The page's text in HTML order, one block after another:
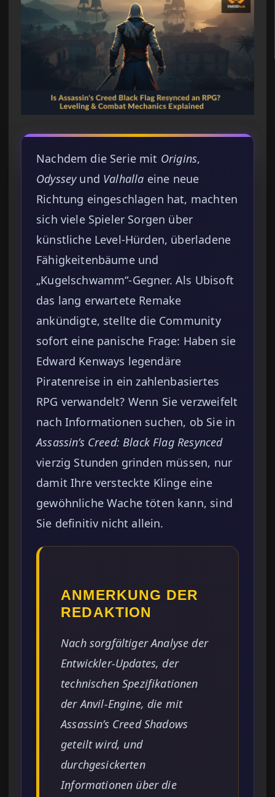
Nachdem die Serie mit Origins,
Odysseyund Valhalla eine neue
Richtung eingeschlagen hat, machten
sich viele Spieler Sorgen über
künstliche Level-Hürden, überladene
Fähigkeitenbäume und
„Kugelschwamm“-Gegner. Als Ubisoft
das lang erwartete Remake
ankündigte, stellte die Community
sofort eine panische Frage: Haben sie
Edward Kenways legendäre
Piratenreise in ein zahlenbasiertes
RPG verwandelt? Wenn Sie verzweifelt
nach Informationen suchen, ob Sie in
Assassin’s Creed: Black Flag Resynced
vierzig Stunden grinden müssen, nur
damit Ihre versteckte Klinge eine
gewöhnliche Wache töten kann, sind
Sie definitiv nicht allein.
ANMERKUNG DER
REDAKTION
Nach sorgfältiger Analyse der
Entwickler-Updates, der
technischen Spezifikationen
der Anvil-Engine, die mit
Assassin’s Creed Shadows
geteilt wird, und
durchgesickerten
Informationen über die